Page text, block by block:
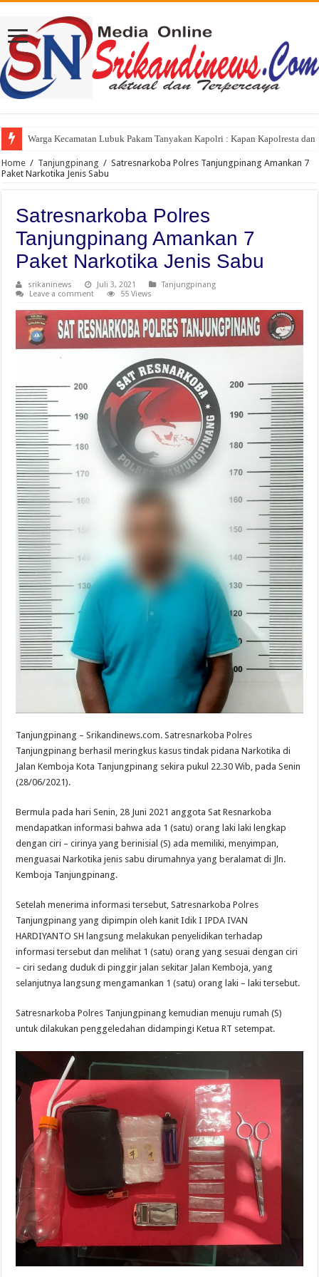
Warga Kecamatan Lubuk Pakam Tanyakan Kapolri : Kapan Kapolresta
Home / Tanjungpinang / Satresnarkoba Polres Tanjungpinang Amankan 7
Paket Narkotika Jenis Sabu
Satresnarkoba Polres
Tanjungpinang Amankan 7
Paket Narkotika Jenis Sabu
srikaninews Juli 3, 2021
Tanjungpinang
Leave a comment
55 Views
Tanjungpinang – Srikandinews.com. Satresnarkoba Polres
Tanjungpinang berhasil meringkus kasus tindak pidana Narkotika di
Jalan Kemboja Kota Tanjungpinang sekira pukul 22.30 Wib, pada Senin
(28/06/2021).
Bermula pada hari Senin, 28 Juni 2021 anggota Sat Resnarkoba
mendapatkan informasi bahwa ada 1 (satu) orang laki laki lengkap
dengan ciri – cirinya yang berinisial (S) ada memiliki, menyimpan,
menguasai Narkotika jenis sabu dirumahnya yang beralamat di Jln.
Kemboja Tanjungpinang.
Setelah menerima informasi tersebut, Satresnarkoba Polres
Tanjungpinang yang dipimpin oleh kanit Idik I IPDA IVAN
HARDIYANTO SH langsung melakukan penyelidikan terhadap
informasi tersebut dan melihat 1 (satu) orang yang sesuai dengan ciri
– ciri sedang duduk di pinggir jalan sekitar Jalan Kemboja, yang
selanjutnya langsung mengamankan 1 (satu) orang laki – laki tersebut.
Satresnarkoba Polres Tanjungpinang kemudian menuju rumah (S)
untuk dilakukan penggeledahan didampingi Ketua RT setempat.